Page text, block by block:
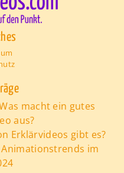
macht ein gutes
aus?
Erklärvideos gibt es?
im